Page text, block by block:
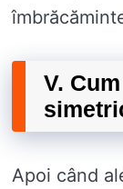
V.
Apoi când